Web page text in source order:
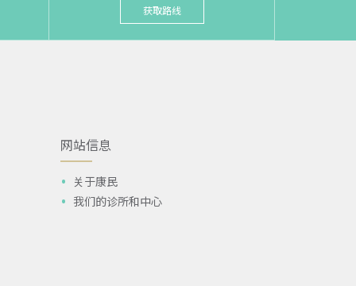
获取路线
网站信息
关于康民
我们的诊所和中心